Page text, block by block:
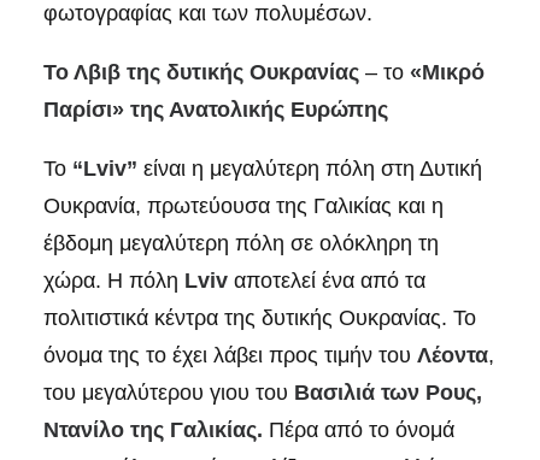
φωτογραφίας και των πολυμέσων.
Το Λβιβ της δυτικής Ουκρανίας – το «Μικρό
Παρίσι» της Ανατολικής Ευρώπης
Το “Lviv” είναι η μεγαλύτερη πόλη στη Δυτική
Ουκρανία, πρωτεύουσα της Γαλικίας και η
έβδομη μεγαλύτερη πόλη σε ολόκληρη τη
χώρα. Η πόλη Lviv αποτελεί ένα από τα
πολιτιστικά κέντρα της δυτικής Ουκρανίας. Το
όνομα της το έχει λάβει προς τιμήν του Λέοντα,
του μεγαλύτερου γιου του Βασιλιά των Ρους,
Ντανίλο της Γαλικίας. Πέρα από το όνομά